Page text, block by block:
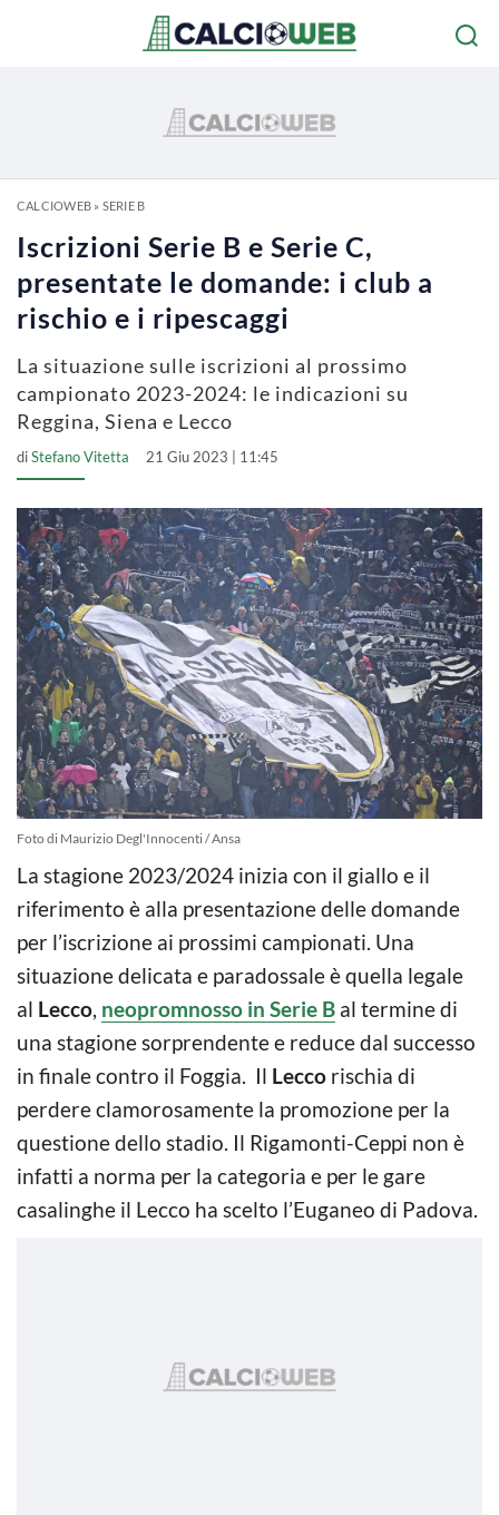
CALCIOWEB» SERIE B
Iscrizioni Serie B e Serie C,
presentate le domande: i club a
rischio e i ripescaggi
La situazione sulle iscrizioni al prossimo
campionato 2023-2024: le indicazioni su
Reggina, Siena e Lecco
diStefano Vitetta 21 Giu 2023 | 11:45
Foto di Maurizio Degl'Innocenti / Ansa
La stagione 2023/2024 inizia con il giallo e il
riferimento è alla presentazione delle domande
per l’iscrizione ai prossimi campionati. Una
situazione delicata e paradossale è quella legale
al Lecco, neopromnosso in Serie B al termine di
una stagione sorprendente e reduce dal successo
in finale contro il Foggia. Il Lecco rischia di
perdere clamorosamente la promozione per la
questione dello stadio. Il Rigamonti-Ceppi non è
infatti a norma per la categoria e per le gare
casalinghe il Lecco ha scelto l’Euganeo di Padova.